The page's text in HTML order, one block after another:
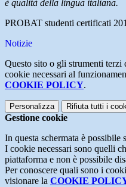
è qualità della lingua italiana.
PROBAT studenti certificati
Notizie
Questo sito o gli strumenti
cookie necessari al
COOKIE POLICY.
Personalizza Rifiuta tutti i
Gestione cookie
In questa schermata è
I cookie necessari sono quelli
piattaforma e non è possibile
Per conoscere quali sono i
visionare la COOKIE